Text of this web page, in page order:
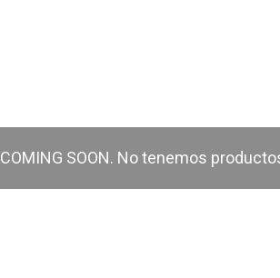
COMING SOON. No tenemos